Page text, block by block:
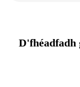
D'fhéadfadh